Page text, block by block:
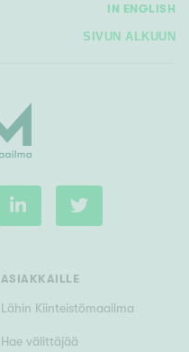
IN ENGLISH
SIVUN ALKUUN
ASIAKKAILLE
Lähin Kiinteistömaailma
Hae välittäjää